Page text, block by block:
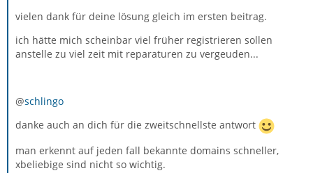
vielen dank für deine lösung gleich im ersten beitrag.
ich hätte mich scheinbar viel früher registrieren sollen
anstelle zu viel zeit mit reparaturen zu vergeuden...
@schlingo
danke auch an dich für die zweitschnellste antwort
man erkennt auf jeden fall bekannte domains schneller,
xbeliebige sind nicht so wichtig.